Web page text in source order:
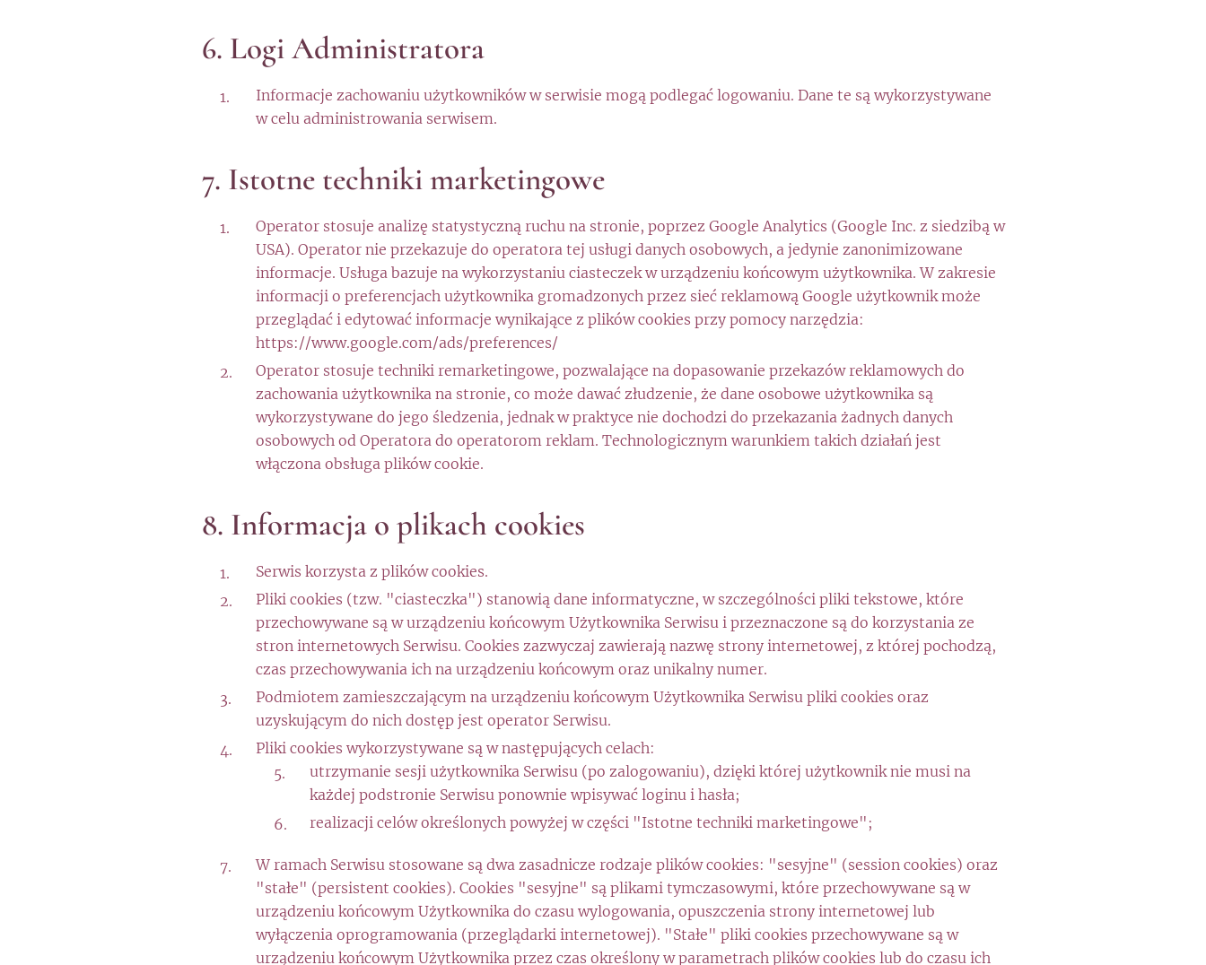
6. Logi Administratora
Informacje zachowaniu użytkowników w serwisie mogą podlegać logowaniu. Dane te są wykorzystywane
w celu administrowania serwisem.
7. Istotne techniki marketingowe
Operator stosuje analizę statystyczną ruchu na stronie, poprzez Google Analytics (Google Inc. z siedzibą w
USA). Operator nie przekazuje do operatora tej usługi danych osobowych, a jedynie zanonimizowane
informacje. Usługa bazuje na wykorzystaniu ciasteczek w urządzeniu końcowym użytkownika. W zakresie
informacji o preferencjach użytkownika gromadzonych przez sieć reklamową Google użytkownik może
przeglądać i edytować informacje wynikające z plików cookies przy pomocy narzędzia:
https://www.google.com/ads/preferences/
Operator stosuje techniki remarketingowe, pozwalające na dopasowanie przekazów reklamowych do
zachowania użytkownika na stronie, co może dawać złudzenie, że dane osobowe użytkownika są
wykorzystywane do jego śledzenia, jednak w praktyce nie dochodzi do przekazania żadnych danych
osobowych od Operatora do operatorom reklam. Technologicznym warunkiem takich działań jest
włączona obsługa plików cookie.
8. Informacja o plikach cookies
Serwis korzysta z plików cookies.
Pliki cookies (tzw. "ciasteczka") stanowią dane informatyczne, w szczególności pliki tekstowe, które
przechowywane są w urządzeniu końcowym Użytkownika Serwisu i przeznaczone są do korzystania ze
stron internetowych Serwisu. Cookies zazwyczaj zawierają nazwę strony internetowej, z której pochodzą,
czas przechowywania ich na urządzeniu końcowym oraz unikalny numer.
Podmiotem zamieszczającym na urządzeniu końcowym Użytkownika Serwisu pliki cookies oraz
uzyskującym do nich dostęp jest operator Serwisu.
Pliki cookies wykorzystywane są w następujących celach:
utrzymanie sesji użytkownika Serwisu (po zalogowaniu), dzięki której użytkownik nie musi na
każdej podstronie Serwisu ponownie wpisywać loginu i hasła;
realizacji celów określonych powyżej w części "Istotne techniki marketingowe";
W ramach Serwisu stosowane są dwa zasadnicze rodzaje plików cookies: "sesyjne" (session cookies) oraz
"stałe" (persistent cookies). Cookies "sesyjne" są plikami tymczasowymi, które przechowywane są w
urządzeniu końcowym Użytkownika do czasu wylogowania, opuszczenia strony internetowej lub
wyłączenia oprogramowania (przeglądarki internetowej). "Stałe" pliki cookies przechowywane są w
urządzeniu końcowym Użytkownika przez czas określony w parametrach plików cookies lub do czasu ich